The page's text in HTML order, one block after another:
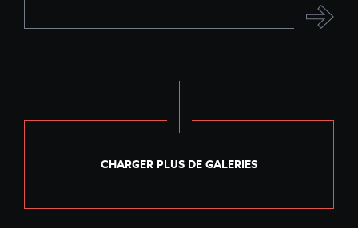
CHARGER PLUS DE GALERIES